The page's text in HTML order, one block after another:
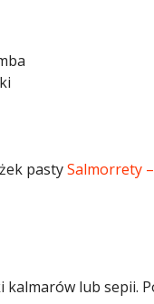
pastySalmorrety
lub sepii.